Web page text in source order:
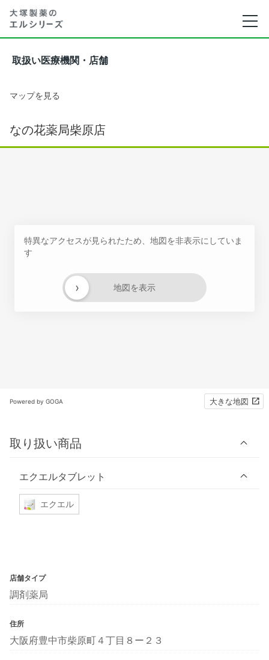
取扱い医療機関・店舗
マップを見る
なの花薬局柴原店
特異なアクセスが見られたため、地図を非表示にしていま
す
地図を表示
›
Powered by GOGA 大きな地図
取り扱い商品
エクエルタブレット
エクエル
店舗タイプ
調剤薬局
住所
大阪府豊中市柴原町４丁目８ー２３